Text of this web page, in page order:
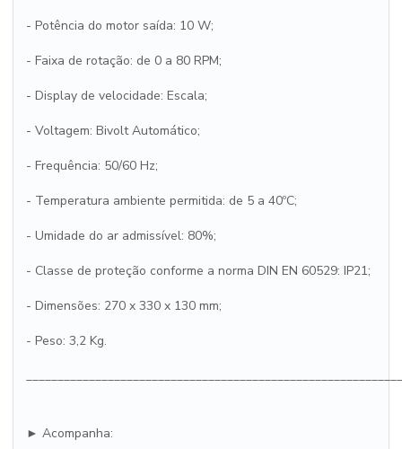
- Potência do motor saída: 10 W;
- Faixa de rotação: de 0 a 80 RPM;
- Display de velocidade: Escala;
- Voltagem: Bivolt Automático;
- Frequência: 50/60 Hz;
- Temperatura ambiente permitida: de 5 a 40ºC;
- Umidade do ar admissível: 80%;
- Classe de proteção conforme a norma DIN EN 60529: IP21;
- Dimensões: 270 x 330 x 130 mm;
- Peso: 3,2 Kg.
► Acompanha: